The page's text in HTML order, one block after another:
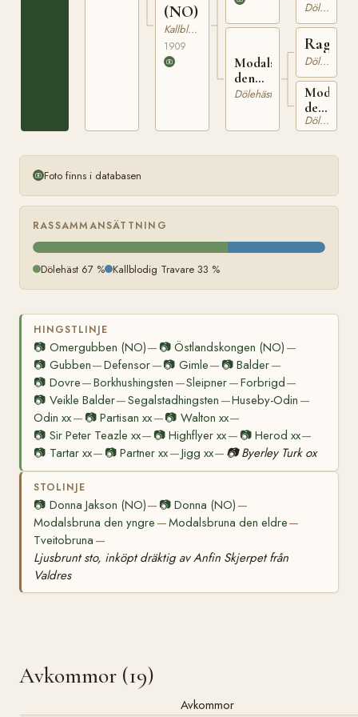
(NO)
Kallblodig Travare
1909
Modalsbruna
den
yngre
Dölehäst
Dölehäst
Dölehäst
den
eldre
Dölehäst
Foto finns i databasen
RASSAMMANSÄTTNING
Dölehäst 67 % Kallblodig Travare 33 %
HINGSTLINJE
📷 Omergubben (NO)— 📷Östlandskongen (NO) —
📷 Gubben—Defensor—📷 Gimle— 📷Balder—
📷 Dovre—Borkhushingsten —Sleipner—Forbrigd—
📷 Veikle Balder—Segalstadhingsten —Huseby-Odin —
Odin xx— 📷Partisan xx—📷 Walton xx—
📷 Sir Peter Teazle xx— 📷Highflyer xx— 📷 Herod xx—
📷 Tartar xx— 📷Partner xx—Jigg xx— 📷 Byerley Turk ox
STOLINJE
📷 Donna Jakson (NO)— 📷Donna (NO) —
Modalsbruna den yngre —Modalsbruna den eldre—
Tveitobruna —
Ljusbrunt sto, inköpt dräktig av Anfin Skjerpet från
Valdres
Avkommor (19)
Avkommor